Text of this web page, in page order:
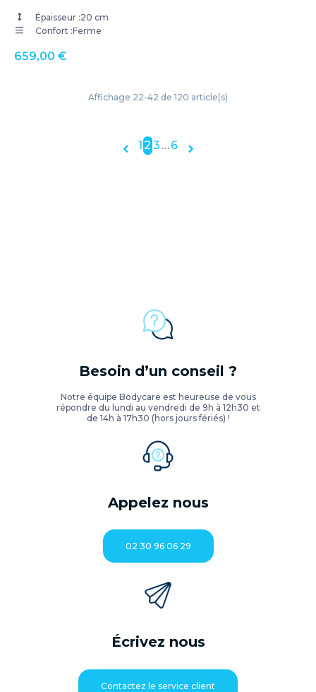
Épaisseur :20 cm
Confort :Ferme
659,00 €
Affichage 22-42 de 120 article(s)
 12 3 …6 
Besoin d’un conseil ?
Notre équipe Bodycare est heureuse de vous
répondre du lundi au vendredi de 9h à 12h30 et
de 14h à 17h30 (hors jours fériés) !
Appelez nous
02 30 96 06 29
Écrivez nous
Contactez le service client